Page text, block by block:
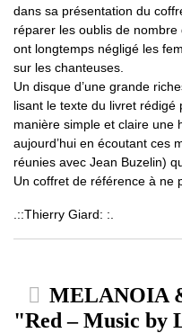
dans sa présentation du
réparer les oublis de
ont longtemps négligé les
sur les chanteuses.
Un disque d’une grande
lisant le texte du livret
manière simple et claire une
aujourd’hui en écoutant ces
réunies avec Jean Buzelin)
Un coffret de référence à ne
.::Thierry Giard: :.
MELANOIA
"Red – Music by